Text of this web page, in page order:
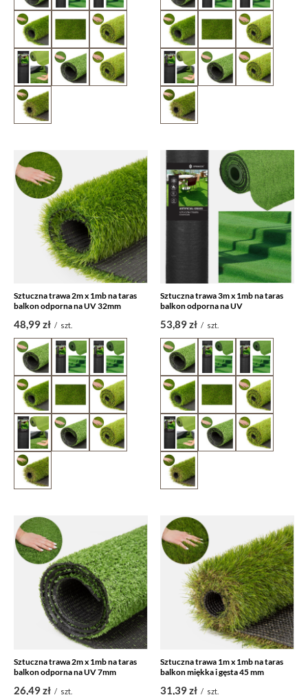
Sztuczna trawa 2m x 1mb na taras
balkon odporna na UV 32mm
48,99 zł / szt.
Sztuczna trawa 3m x 1mb na taras
balkon odporna na UV
53,89 zł / szt.
Sztuczna trawa 2m x 1mb na taras
balkon odporna na UV 7mm
26,49 zł / szt.
Sztuczna trawa 1m x 1mb na taras
balkon miękka i gęsta 45 mm
31,39 zł / szt.